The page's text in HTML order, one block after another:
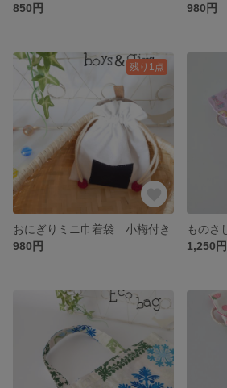
850円
980円
残り1点
おにぎりミニ巾着袋 小梅付き
980円
1,250円